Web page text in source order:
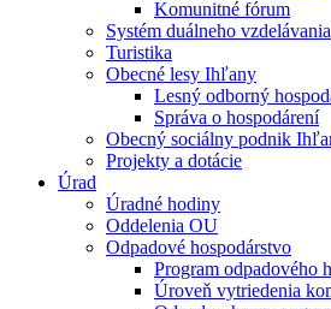
Komunitné fórum
Systém duálneho vzdelávania
Turistika
Obecné lesy Ihľany
Lesný odborný
Správa o hospodárení
Obecný sociálny podnik
Projekty a dotácie
Úrad
Úradné hodiny
Oddelenia OU
Odpadové hospodárstvo
Program odpadového
Úroveň vytriedenia